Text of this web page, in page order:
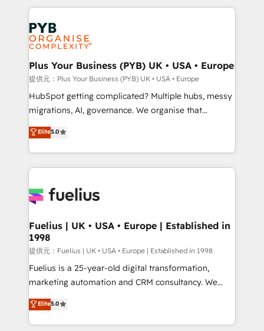
scalable retainers. Let’s make HubSpot your most
powerful growth engine. Built to convert, scale, and
drive results.
Salesforce and integrated enterprise stacks. Digital
Marketing, Answer Engine Optimisation, and
Generative Engine Optimisation (AI Search),
HubSpot Content Hub, WordPress development,
B2B SEO, paid media, and content. We work with
enterprise and growth-led companies across
technology, professional services, financial services
and industrial sectors. Offices in Johannesburg, Cape
implementations delivered. AI visibility coverage
across ChatGPT, Claude, Perplexity, Gemini and
Innovation HubSpot Impact Award - Platform
Migration Excellence HubSpot Impact Award -
professionals.
Plus Your Business (PYB) UK • USA • Europe
提供元：Plus Your Business (PYB) UK • USA • Europe
HubSpot getting complicated? Multiple hubs, messy
migrations, AI, governance. We organise that
complexity, so your team can put HubSpot to work...
Welcome to our Profile! We help with: • CRM
implementation, reports, workflows, and team
training • CRM migration from Salesforce, Pipedrive,
custom API integrations with ERP (and other
operations A little about us: • Boutique 'Elite' team of
12 • 150+ clients across Sales Hub, Marketing Hub,
Service Hub, Data Hub and CMS • ISO/IEC
27001:2022, ISO 9001:2015, and ISO 42001:2023
certified - the AI management standard • GuardHub:
Ready for the next step? Click the 👈 '𝗖𝗼𝗻𝘁𝗮𝗰𝘁
𝗯𝘂𝘀𝗶𝗻𝗲𝘀𝘀' button to get in touch (𝘸𝘦'𝘳𝘦 𝘴𝘶𝘱𝘦𝘳
Elite5.0
Fuelius | UK • USA • Europe | Established in
1998
提供元：Fuelius | UK • USA • Europe | Established in 1998
Fuelius is a 25-year-old digital transformation,
marketing automation and CRM consultancy. We
enable mid-market and enterprise clients to
maximise their return from digital and fuel their
growth. We modernise platforms, streamline
Elite5.0